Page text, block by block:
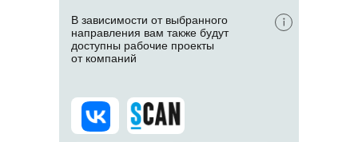
В зависимости от выбранного
направления вам также будут
доступны рабочие проекты
от компаний